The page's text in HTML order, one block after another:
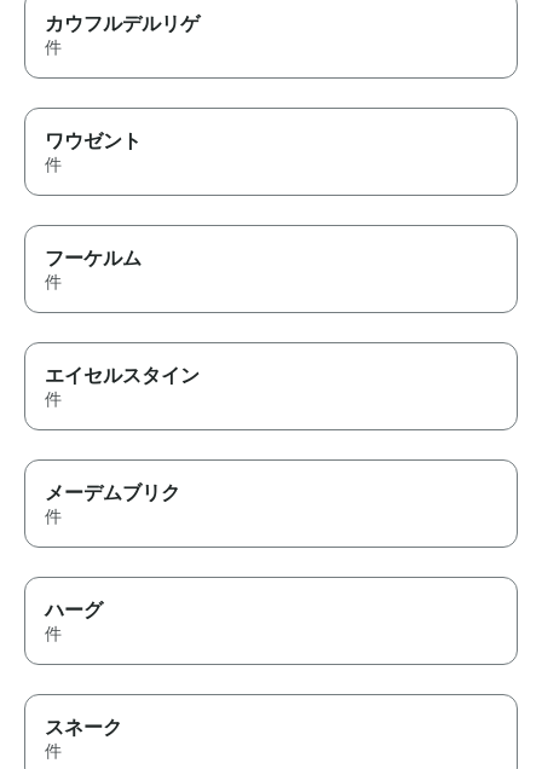
カウフルデルリゲ
件
ワウゼント
件
フーケルム
件
エイセルスタイン
件
メーデムブリク
件
ハーグ
件
スネーク
件